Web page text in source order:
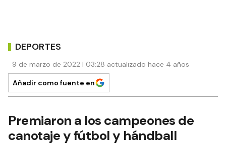
DEPORTES
9 de marzo de 2022 | 03:28 actualizado hace 4 años
Añadir como fuente en
Premiaron a los campeones de
canotaje y fútbol y hándball